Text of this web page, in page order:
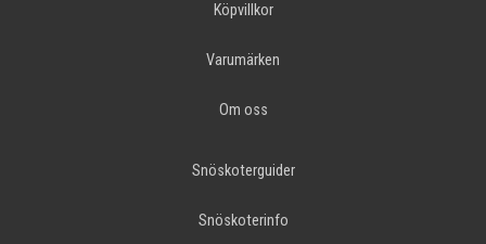
Köpvillkor
Varumärken
Om oss
Snöskoterguider
Snöskoterinfo